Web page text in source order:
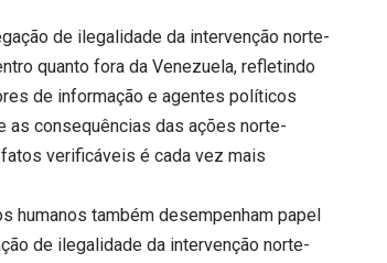
de ilegalidade da intervenção norte-
quanto fora da Venezuela, refletindo
de informação e agentes políticos
as consequências das ações norte-
verificáveis é cada vez mais
humanos também desempenham papel
de ilegalidade da intervenção norte-